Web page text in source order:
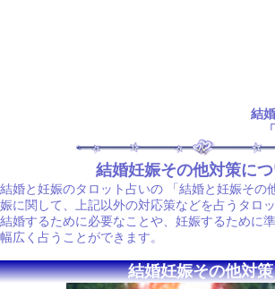
結
結婚妊娠その他対策に
結婚と妊娠のタロット占いの 「結婚と妊娠その
娠に関して、上記以外の対応策などを占うタロ
結婚するために必要なことや、妊娠するために
幅広く占うことができます。
結婚妊娠その他対策